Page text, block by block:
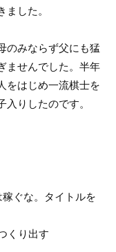
した。
のみならず父にも猛
ませんでした。半年
をはじめ一流棋士を
りしたのです。
ぐな。タイトルを
くり出す